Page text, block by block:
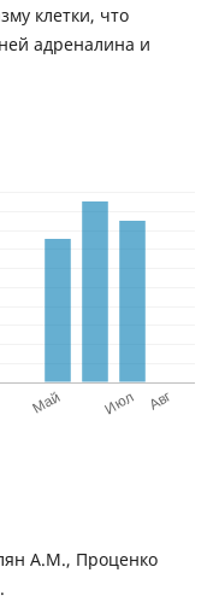
клетки, что
адреналина и
А.М., Проценко